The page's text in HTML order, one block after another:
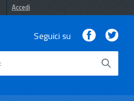
Accedi
Seguici su Facebook